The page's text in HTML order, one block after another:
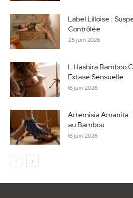
Label Lilloise :
Contrôlée
25 juin 2026
L Hashira Bamboo
Extase Sensuelle
16 juin 2026
Artemisia Amanita :
au Bambou
16 juin 2026